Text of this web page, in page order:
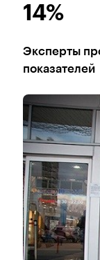
14%
Эксперты
показателей